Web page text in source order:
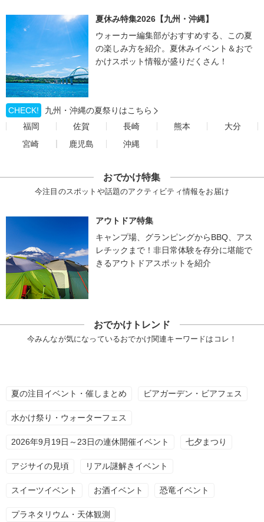
夏休み特集2026【九州・沖縄】
ウォーカー編集部がおすすめする、この夏
の楽しみ方を紹介。夏休みイベント＆おで
かけスポット情報が盛りだくさん！
CHECK!
九州・沖縄の夏祭りはこちら
福岡
佐賀 長崎 熊本
大分
宮崎
鹿児島 沖縄
おでかけ特集
今注目のスポットや話題のアクティビティ情報をお届け
アウトドア特集
キャンプ場、グランピングからBBQ、アス
レチックまで！非日常体験を存分に堪能で
きるアウトドアスポットを紹介
おでかけトレンド
今みんなが気になっているおでかけ関連キーワードはコレ！
夏の注目イベント・催しまとめ ビアガーデン・ビアフェス
水かけ祭り・ウォーターフェス
2026年9月19日～23日の連休開催イベント 七夕まつり
アジサイの見頃 リアル謎解きイベント
スイーツイベント お酒イベント 恐竜イベント
プラネタリウム・天体観測